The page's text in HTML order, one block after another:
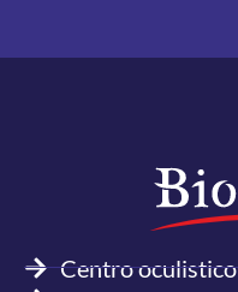
Centro oculistico